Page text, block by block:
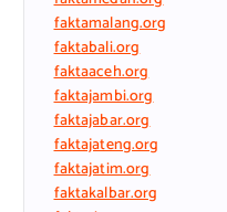
faktamalang.org
faktabali.org
faktaaceh.org
faktajambi.org
faktajabar.org
faktajateng.org
faktajatim.org
faktakalbar.org